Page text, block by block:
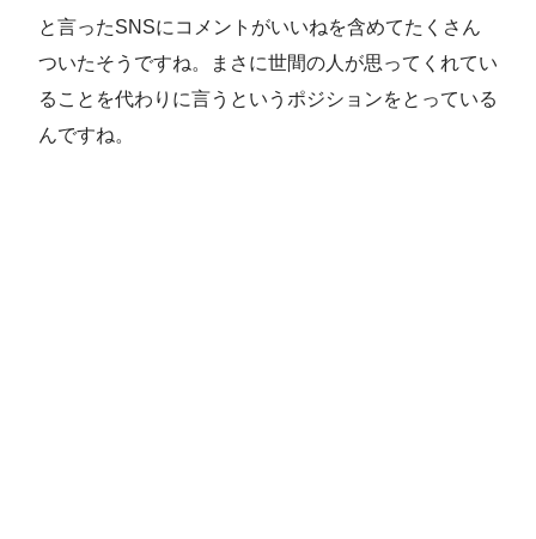
と言ったSNSにコメントがいいねを含めてたくさん
ついたそうですね。まさに世間の人が思ってくれてい
ることを代わりに言うというポジションをとっている
んですね。